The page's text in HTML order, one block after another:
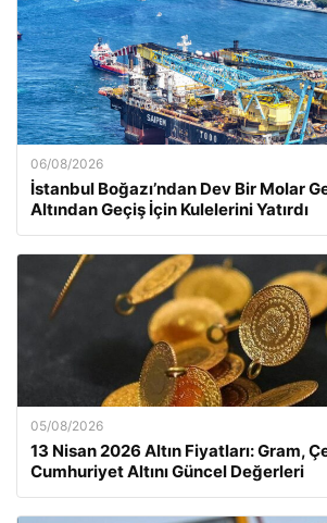
06/08/2026
İstanbul Boğazı’ndan Dev Bir Molar
Altından Geçiş İçin Kulelerini Yatırdı
05/08/2026
13 Nisan 2026 Altın Fiyatları: Gram,
Cumhuriyet Altını Güncel Değerleri